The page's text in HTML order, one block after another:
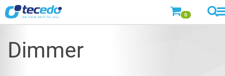
0
Dimmer